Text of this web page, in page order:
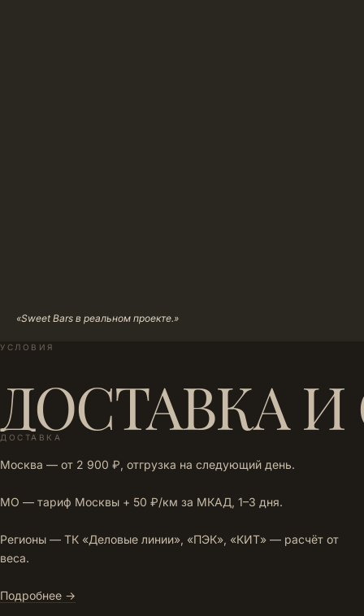
«Sweet Bars в реальном проекте.»
УСЛОВИЯ
ДОСТАВКА
ДОСТАВКА
Москва — от 2 900 ₽, отгрузка на следующий день.
МО — тариф Москвы + 50 ₽/км за МКАД, 1–3 дня.
Регионы — ТК «Деловые линии», «ПЭК», «КИТ» — расчёт от
веса.
Подробнее →